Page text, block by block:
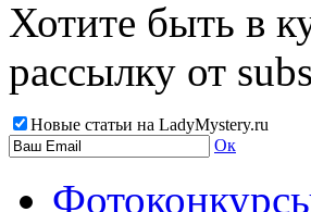
Хотите быть в
рассылку от
Новые статьи на LadyMystery.ru
Ок